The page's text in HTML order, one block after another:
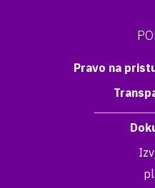
Pravo na